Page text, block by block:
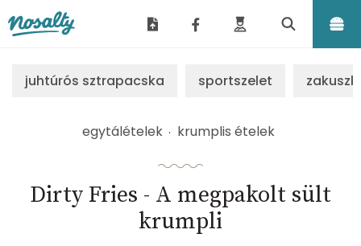
juhtúrós sztrapacska sportszelet
egytálételek krumplis ételek
Dirty Fries - A megpakolt sült
krumpli